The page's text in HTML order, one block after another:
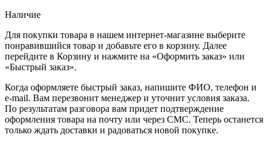
Наличие
Для покупки товара в нашем интернет-магазине выберите
понравившийся товар и добавьте его в корзину. Далее
перейдите в Корзину и нажмите на «Оформить заказ» или
«Быстрый заказ».
Когда оформляете быстрый заказ, напишите ФИО, телефон и
e-mail. Вам перезвонит менеджер и уточнит условия заказа.
По результатам разговора вам придет подтверждение
оформления товара на почту или через СМС. Теперь останется
только ждать доставки и радоваться новой покупке.